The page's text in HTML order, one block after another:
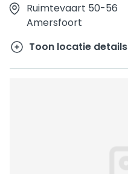
Ruimtevaart 50-56
Amersfoort
Toon locatie details